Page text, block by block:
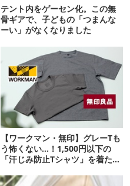
テント内をゲーセン化。この無
骨ギアで、子どもの「つまんな
ーい」がなくなりました
【ワークマン・無印】グレーTも
う怖くない…！1,500円以下の
「汗じみ防止Tシャツ」を着たら